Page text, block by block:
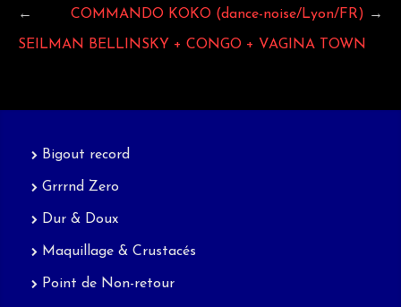
COMMANDO KOKO (dance-noise/Lyon/FR) →
←
SEILMAN BELLINSKY + CONGO + VAGINA TOWN
Bigout record
Grrrnd Zero
Dur & Doux
Maquillage & Crustacés
Point de Non-retour